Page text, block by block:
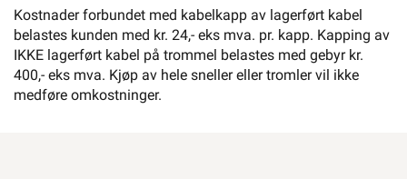
Kostnader forbundet med kabelkapp av lagerført kabel
belastes kunden med kr. 24,- eks mva. pr. kapp. Kapping av
IKKE lagerført kabel på trommel belastes med gebyr kr.
400,- eks mva. Kjøp av hele sneller eller tromler vil ikke
medføre omkostninger.